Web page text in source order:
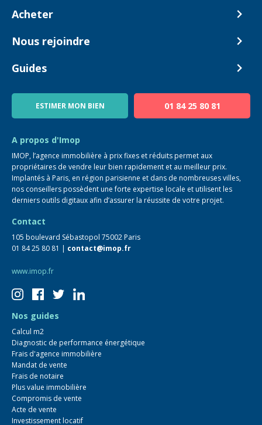
Comment ça marche ?
Acheter
Biens en vente
Nous rejoindre
Devenir Conseiller
Guides
Blog
ESTIMER MON BIEN 01 84 25 80 81
A propos d'Imop
IMOP, l’agence immobilière à prix fixes et réduits permet aux
propriétaires de vendre leur bien rapidement et au meilleur prix.
Implantés à Paris, en région parisienne et dans de nombreuses villes,
nos conseillers possèdent une forte expertise locale et utilisent les
derniers outils digitaux afin d’assurer la réussite de votre projet.
Contact
105 boulevard Sébastopol 75002 Paris
01 84 25 80 81 | contact@imop.fr
www.imop.fr
Nos guides
Calcul m2
Diagnostic de performance énergétique
Frais d'agence immobilière
Mandat de vente
Frais de notaire
Plus value immobilière
Compromis de vente
Acte de vente
Investissement locatif